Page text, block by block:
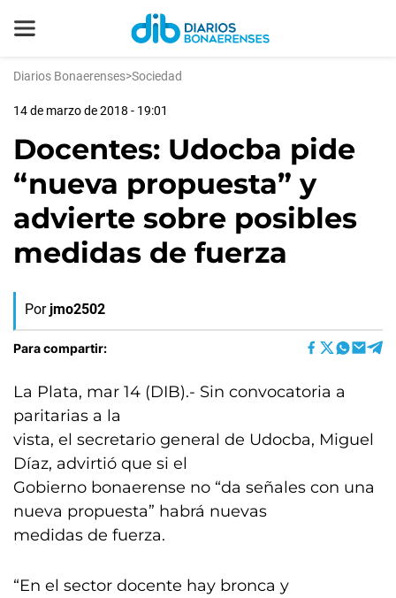
Diarios Bonaerenses>Sociedad
14 de marzo de 2018 - 19:01
Docentes: Udocba pide
“nueva propuesta” y
advierte sobre posibles
medidas de fuerza
Por jmo2502
Para compartir:
La Plata, mar 14 (DIB).- Sin convocatoria a
paritarias a la
vista, el secretario general de Udocba, Miguel
Díaz, advirtió que si el
Gobierno bonaerense no “da señales con una
nueva propuesta” habrá nuevas
medidas de fuerza.
“En el sector docente hay bronca y